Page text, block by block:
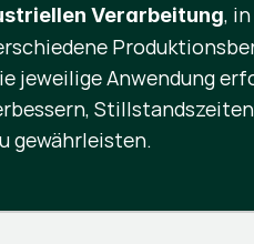
Verarbeitung,
jeweilige Anwendung
gewährleisten.